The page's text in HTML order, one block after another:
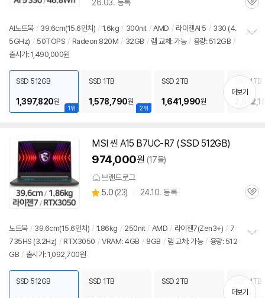
26.03. 등록
관
AI노트북 / 39.6cm(15.6인치) / 1.6kg / 300nit / AMD / 라이젠AI 5 / 330 (4.
5GHz) / 50TOPS / Radeon 820M / 32GB / 램 교체: 가능 / 용량: 512GB /
출시가: 1,490,000원
치
기
1위
SSD 512GB
1,397,820원
2위
SSD 1TB
1,578,790원
SSD 2TB
1,641,990원
SSD 4TB
더보기
MSI 씬 A15 B7UC-R7 (SSD 512GB)
974,000원 (17몰)
브랜드로그
별
5.0 (상
뷰
23) 24.10. 등록
관
노트북 / 39.6cm(15.6인치) / 1.86kg / 250nit / AMD / 라이젠7(Zen3+) / 7
735HS (3.2Hz) / RTX3050 / VRAM: 4GB / 8GB / 램 교체: 가능 / 용량: 512
GB / 출시가: 1,092,700원
치
기
SSD 512GB SSD 1TB SSD 2TB SSD 4TB
더보기